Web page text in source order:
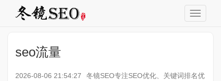
seo流量
2026-08-06 21:54:27
冬镜SEO专注SEO优化、关键词排名优